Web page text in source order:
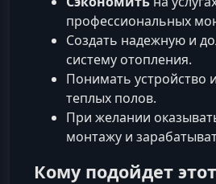
профессиональных
Создать надежную и
систему отопления.
Понимать устройство
теплых полов.
При желании
монтажу и
Кому подойдет